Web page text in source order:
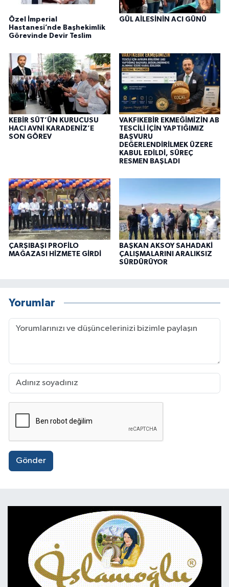
Özel İmperial
Hastanesi’nde Başhekimlik
Görevinde Devir Teslim
GÜL AİLESİNİN ACI GÜNÜ
KEBİR SÜT’ÜN KURUCUSU
HACI AVNİ KARADENİZ’E
SON GÖREV
VAKFIKEBİR EKMEĞİMİZİN AB
TESCİLİ İÇİN YAPTIĞIMIZ
BAŞVURU
DEĞERLENDİRİLMEK ÜZERE
KABUL EDİLDİ, SÜREÇ
RESMEN BAŞLADI
ÇARŞIBAŞI PROFİLO
MAĞAZASI HİZMETE GİRDİ
BAŞKAN AKSOY SAHADAKİ
ÇALIŞMALARINI ARALIKSIZ
SÜRDÜRÜYOR
Yorumlar
Gönder